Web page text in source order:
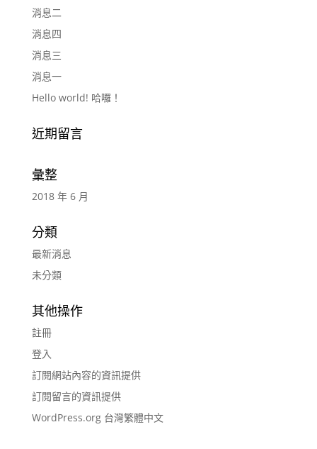
消息二
消息四
消息三
消息一
Hello world! 哈囉！
近期留言
彙整
2018 年 6 月
分類
最新消息
未分類
其他操作
註冊
登入
訂閱網站內容的資訊提供
訂閱留言的資訊提供
WordPress.org 台灣繁體中文